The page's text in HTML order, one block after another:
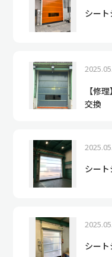
シー
【修
交換
シー
シー